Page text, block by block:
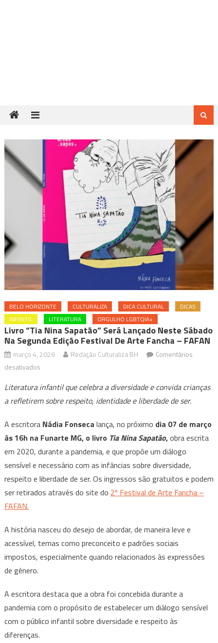
BELO HORIZONTE CULTURALIZA DICA CULTURAL
DICAS
INFANTIL
LITERATURA ORGULHO LGBTQIA+
Livro “Tia Nina Sapatão” Será Lançado Neste Sábado
Na Segunda Edição Festival De Arte Fancha – FAFAN
março 4, 2026 Redação Culturaliza BH
Comentários
desativadosem
“Tia
Nina
será
lançado
neste
sábado
na
Segunda
Fancha
–
Literatura infantil que celebra a diversidade e convida crianças
a refletirem sobre respeito, identidade e liberdade de ser.
A escritora Nádia Fonseca lança, no próximo dia 07 de março
às 16h na Funarte MG, o livro Tia Nina Sapatão,obra escrita
em 2020, durante a pandemia, e que propõe um diálogo
sensível e necessário com as infâncias sobre diversidade,
respeito e liberdade de ser. Os ingressos são gratuitos e podem
ser retirados através do site do 2º Festival de Arte Fancha –
FAFAN.
A história nasceu do desejo de abordar, de maneira leve e
acessível, temas como preconceito e padrões sociais
impostos, especialmente quando relacionados às expressões
de gênero.
A escritora destaca que a obra foi concebida durante a
pandemia com o propósito de estabelecer um diálogo sensível
com o público infantil sobre diversidade e respeito às
diferenças.